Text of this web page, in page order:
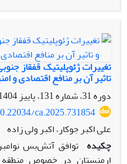
روابط دوجانبه وجوه
موضوعات دخیل در روابط دو
طیفی از مسائل، سیاسی،
و اجتماعی را در بر می‌گیرد.
در چنین شرایطی بسیار
تکانه‌های داخلی بر روابط
منطقه‌ای نیز بر پیچیدگی‌های
فضایی یافتن ریشه‌های
است. سوال اصلی این
تاثیر آن بر منافع اقتصادی و
دوره 31، شماره 131، پاییز 1404، صفحه
ca.2025.731854
علی اکبر جوکار، اکبر ولی زاده
چکیده
ارمنستان در خصوص منطقه